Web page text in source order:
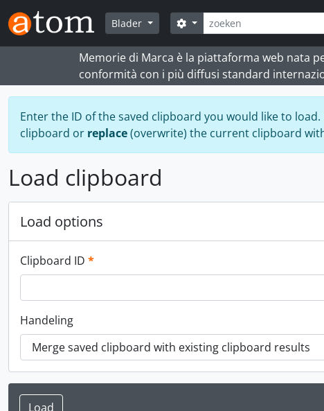
Skip to main content
Blader
zoeken
Search options
Memorie di Marca è la piattaforma web nata
conformità con i più diffusi standard
Enter the ID of the saved clipboard you would like to
clipboard or replace(overwrite) the current clipboard
Load clipboard
Load options
Clipboard ID *This field is required.
Handeling